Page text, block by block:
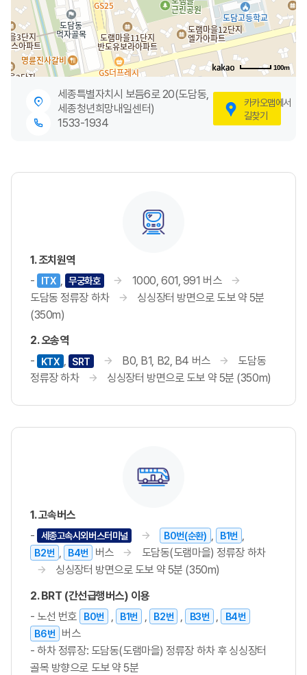
100m
세종특별자치시 보듬6로 20(도담동,
세종청년희망내일센터)
1533-1934
카카오맵에서
길찾기
1. 조치원역
-
ITX 무궁화호
1000, 601, 991 버스
도담동 정류장 하차
싱싱장터 방면으로 도보 약 5분
(350m)
2. 오송역
-
KTX , SRT B0, B1, B2, B4 버스
도담동
정류장 하차
싱싱장터 방면으로 도보 약 5분 (350m)
1. 고속버스
- 세종고속시외버스터미널 B0번(순환) , B1번 ,
B2번 , B4번 버스
도담동(도램마을) 정류장 하차
싱싱장터 방면으로 도보 약 5분 (350m)
2. BRT (간선급행버스) 이용
- 노선 번호
B0번 B1번 B2번 B3번
B4번
B6번
버스
- 하차 정류장: 도담동(도램마을) 정류장 하차 후 싱싱장터
골목 방향으로 도보 약 5분